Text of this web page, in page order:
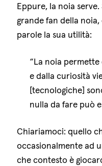
Eppure, la noia
grande fan della
parole la sua utilità:
“La noia
e dalla curiosità
[tecnologiche]
nulla da fare può
Chiariamoci: quello
occasionalmente ad
che contesto è